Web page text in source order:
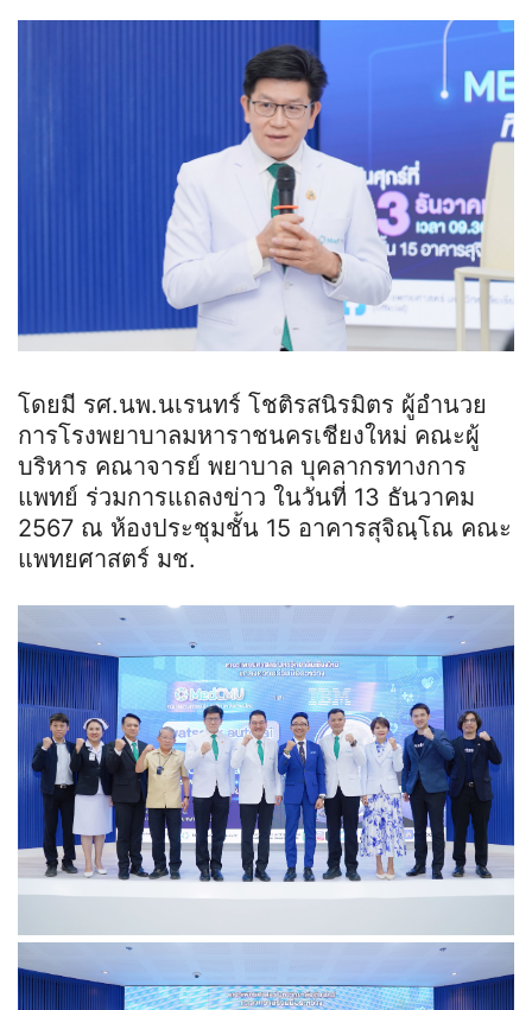
โดยมี รศ.นพ.นเรนทร์ โชติรสนิรมิตร ผู้อำนวย
การโรงพยาบาลมหาราชนครเชียงใหม่ คณะผู้
บริหาร คณาจารย์ พยาบาล บุคลากรทางการ
แพทย์ ร่วมการแถลงข่าว ในวันที่ 13 ธันวาคม
2567 ณ ห้องประชุมชั้น 15 อาคารสุจิณฺโณ คณะ
แพทยศาสตร์ มช.